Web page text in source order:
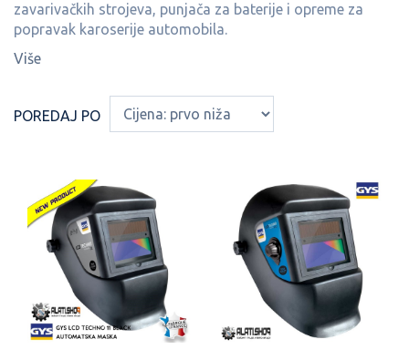
zavarivačkih strojeva, punjača za baterije i opreme za
popravak karoserije automobila.
Više
POREDAJ PO